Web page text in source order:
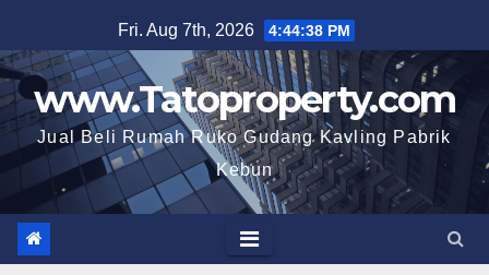
to
content
Fri. Aug 7th, 2026 4:44:39 PM
www.Tatoproperty.com
Jual Beli Rumah Ruko Gudang Kavling Pabrik
Kebun